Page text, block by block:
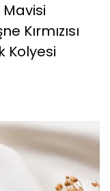
Mavisi
Kırmızısı
Kolyesi